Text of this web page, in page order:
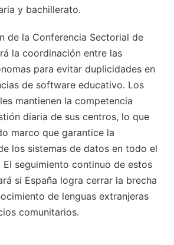
y bachillerato.
de la Conferencia Sectorial de
la coordinación entre las
para evitar duplicidades en
de software educativo. Los
mantienen la competencia
diaria de sus centros, lo que
marco que garantice la
los sistemas de datos en todo el
seguimiento continuo de estos
si España logra cerrar la brecha
de lenguas extranjeras
comunitarios.